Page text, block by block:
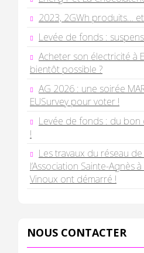
2023, 2GWh produits…
Levée de fonds :
Acheter son électricité à
bientôt possible ?
AG 2026 : une soirée
EUSurvey pour voter !
Levée de fonds : du
!
Les travaux du réseau
l’Association Sainte-Agnès
Vinoux ont démarré !
NOUS CONTACTER